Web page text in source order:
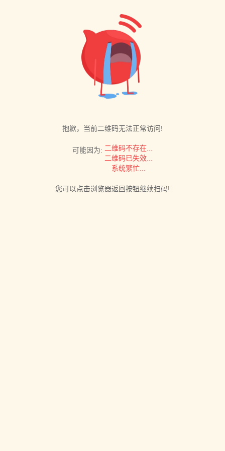
抱歉，当前二维码无法正常访问!
可能因为: 二维码不存在...
二维码已失效...
系统繁忙...
您可以点击浏览器返回按钮继续扫码!